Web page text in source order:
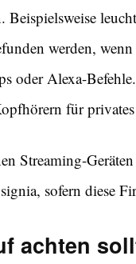
werden,
oder Alexa-
für
Streaming-
sofern diese
achten